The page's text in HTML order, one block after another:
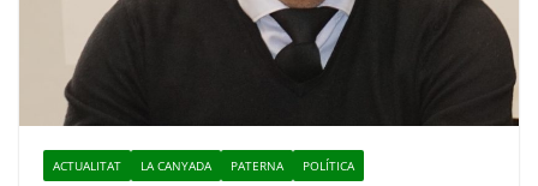
ACTUALITAT LA CANYADA PATERNA POLÍTICA